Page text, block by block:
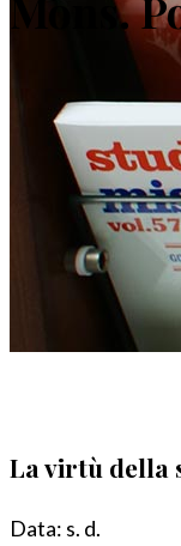
La virtù della
Data: s. d.